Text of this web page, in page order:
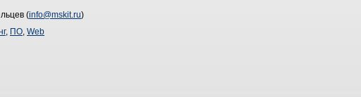
(info@mskit.ru)
, ПО, Web